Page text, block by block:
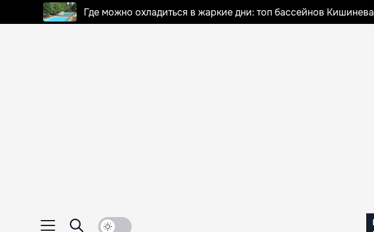
Где можно охладиться в жаркие дни: топ бассейнов Кишинева